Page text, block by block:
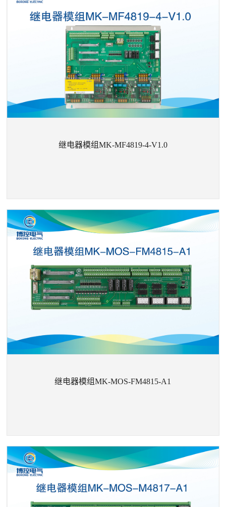
继电器模组MK-M-4050-12P
继电器模组MK-MF4819-4-V1.0
+
继电器模组MK-MF4819-4-V1.0
继电器模组MK-MOS-FM4815-A1
+
继电器模组MK-MOS-FM4815-A1